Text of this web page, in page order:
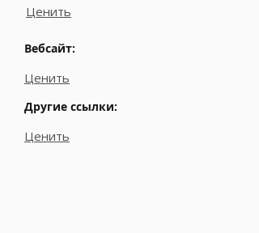
Ценить
Вебсайт:
Ценить
Другие ссылки:
Ценить